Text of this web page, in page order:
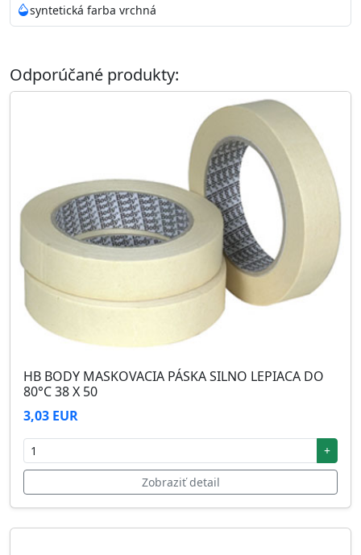
syntetická farba vrchná
Odporúčané produkty:
HB BODY MASKOVACIA PÁSKA SILNO LEPIACA DO
80°C 38 X 50
3,03 EUR
+
Zobraziť detail